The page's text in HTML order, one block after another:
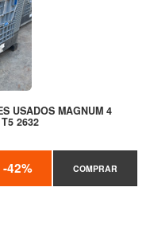
USADOS MAGNUM 4
2632
-42% COMPRAR